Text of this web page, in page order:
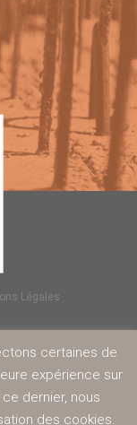
Légales
certaines de
expérience sur
dernier, nous
des cookies.